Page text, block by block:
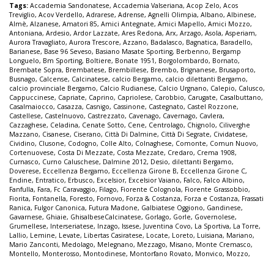
Tags: Accademia Sandonatese, Accademia Valseriana, Acop Zelo, Acos
Treviglio, Acov Verdello, Adrarese, Adrense, Agnelli Olimpia, Albano, Albinese,
Almè, Alzanese, Amatori 85, Amici Antegnate, Amici Mapello, Amici Mozzo,
Antoniana, Ardesio, Ardor Lazzate, Ares Redona, Arx, Arzago, Asola, Asperiam,
Aurora Travagliato, Aurora Trescore, Azzano, Badalasco, Bagnatica, Baradello,
Barianese, Base 96 Seveso, Basiano Masate Sporting, Berbenno, Bergamp
Longuelo, Bm Sporting, Boltiere, Bonate 1951, Borgolombardo, Bornato,
Brembate Sopra, Brembatese, Brembillese, Brembo, Brignanese, Brusaporto,
Busnago, Calcense, Calcinatese, calcio Bergamo, calcio dilettanti Bergamo,
calcio provinciale Bergamo, Calcio Rudianese, Calcio Urgnano, Calepio, Calusco,
Cappuccinese, Capriate, Caprino, Capriolese, Carobbio, Carugate, Casalbuttano,
Casalmaiocco, Casazza, Casnigo, Cassinone, Castegnato, Castel Rozzone,
Castellese, Castelnuovo, Castrezzato, Cavenago, Cavernago, Cavlera,
Cazzaghese, Celadina, Cenate Sotto, Cene, Centrolago, Chignolo, Ciliverghe
Mazzano, Cisanese, Ciserano, Città Di Dalmine, Città Di Segrate, Cividatese,
Cividino, Clusone, Codogno, Colle Alto, Colnaghese, Comonte, Comun Nuovo,
Cortenuovese, Costa Di Mezzate, Costa Mezzate, Credaro, Crema 1908,
Curnasco, Curno Caluschese, Dalmine 2012, Desio, dilettanti Bergamo,
Doverese, Eccellenza Bergamo, Eccellenza Girone B, Eccellenza Girone C,
Endine, Entratico, Erbusco, Excelsior, Excelsior Vaiano, Falco, Falco Albino,
Fanfulla, Fara, Fc Caravaggio, Filago, Fiorente Colognola, Fiorente Grassobbio,
Fiorita, Fontanella, Foresto, Fornovo, Forza & Costanza, Forza e Costanza, Frassati
Ranica, Fulgor Canonica, Futura Madone, Galbiatese Oggiono, Gandinese,
Gavarnese, Ghiaie, GhisalbeseCalcinatese, Gorlago, Gorle, Governolese,
Grumellese, Interseriatese, Inzago, Issese, Juventina Covo, La Sportiva, La Torre,
Lallio, Lemine, Levate, Libertas Casiratese, Locate, Loreto, Luisiana, Mariano,
Mario Zanconti, Medolago, Melegnano, Mezzago, Misano, Monte Cremasco,
Montello, Monterosso, Montodinese, Montorfano Rovato, Monvico, Mozzo,